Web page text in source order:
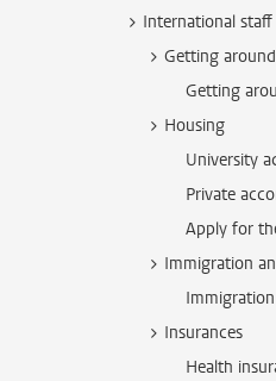
International staff
Getting around
Getting
Housing
University
Private
Apply for
Immigration
Insurances
Health